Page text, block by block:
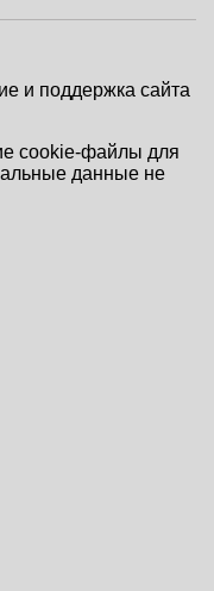
и поддержка сайта
cookie-файлы для
данные не